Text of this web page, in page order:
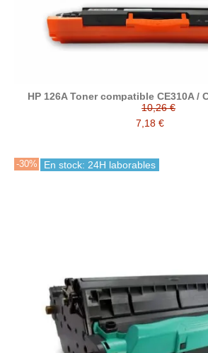
HP 126A Toner compatible CE310A /
CE313A
10,26 €
7,18 €
-30% En stock: 24H laborables